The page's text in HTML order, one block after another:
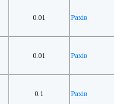
0.01 Рахів
0.01 Рахів
0.1 Рахів